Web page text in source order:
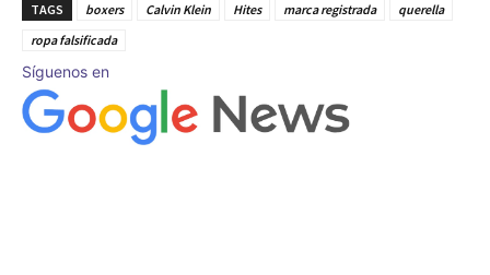
TAGS boxers Calvin Klein Hites marca registrada
querella
ropa falsificada
Síguenos en